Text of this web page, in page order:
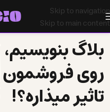
Skip to navigation
Skip to main content
بلاگ بنویسیم،
روی فروشمون
تاثیر میذاره؟!